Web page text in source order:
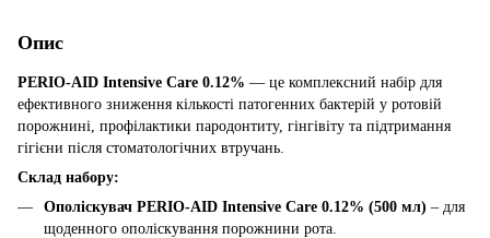
Опис
PERIO-AID Intensive Care 0.12% — це комплексний набір для
ефективного зниження кількості патогенних бактерій у ротовій
порожнині, профілактики пародонтиту, гінгівіту та підтримання
гігієни після стоматологічних втручань.
Склад набору:
Ополіскувач PERIO-AID Intensive Care 0.12% (500 мл) – для
щоденного ополіскування порожнини рота.